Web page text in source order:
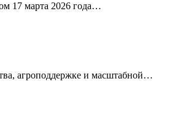
17 марта 2026 года…
агроподдержке и масштабной…